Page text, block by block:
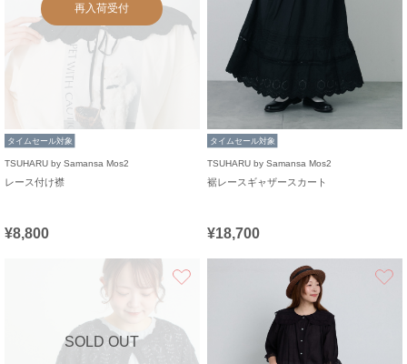
再入荷受付
タイムセール対象
TSUHARU by Samansa Mos2
レース付け襟
¥8,800
タイムセール対象
TSUHARU by Samansa Mos2
裾レースギャザースカート
¥18,700
SOLD OUT